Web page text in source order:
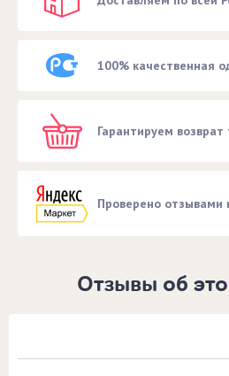
100% качественная
Гарантируем возврат
Проверено отзывами
Отзывы об